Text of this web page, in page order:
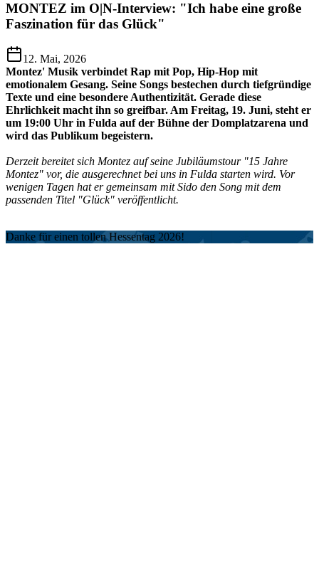
MONTEZ im O|N-Interview: "Ich habe eine große
Faszination für das Glück"
12. Mai, 2026
Montez' Musik verbindet Rap mit Pop, Hip-Hop mit
emotionalem Gesang. Seine Songs bestechen durch tiefgründige
Texte und eine besondere Authentizität. Gerade diese
Ehrlichkeit macht ihn so greifbar. Am Freitag, 19. Juni, steht er
um 19:00 Uhr in Fulda auf der Bühne der Domplatzarena und
wird das Publikum begeistern.
Derzeit bereitet sich Montez auf seine Jubiläumstour "15 Jahre
Montez" vor, die ausgerechnet bei uns in Fulda starten wird. Vor
wenigen Tagen hat er gemeinsam mit Sido den Song mit dem
passenden Titel "Glück" veröffentlicht.
Danke für einen tollen Hessentag 2026!